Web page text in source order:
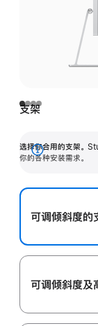
支架
选择你合用的支架。
你的各种安装需求。
展
可调倾斜度的
可调倾斜度及